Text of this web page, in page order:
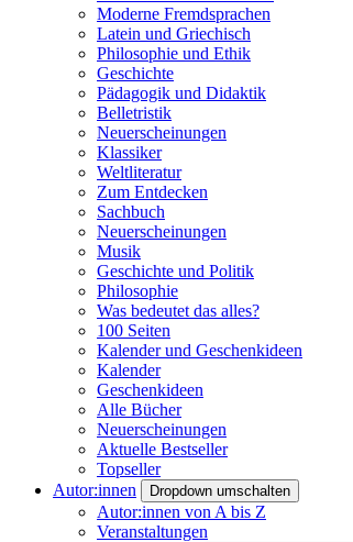
Moderne Fremdsprachen
Latein und Griechisch
Philosophie und Ethik
Geschichte
Pädagogik und Didaktik
Belletristik
Neuerscheinungen
Klassiker
Weltliteratur
Zum Entdecken
Sachbuch
Neuerscheinungen
Musik
Geschichte und Politik
Philosophie
Was bedeutet das alles?
100 Seiten
Kalender und Geschenkideen
Kalender
Geschenkideen
Alle Bücher
Neuerscheinungen
Aktuelle Bestseller
Topseller
Autor:innen
Dropdown umschalten
Autor:innen von A bis Z
Veranstaltungen